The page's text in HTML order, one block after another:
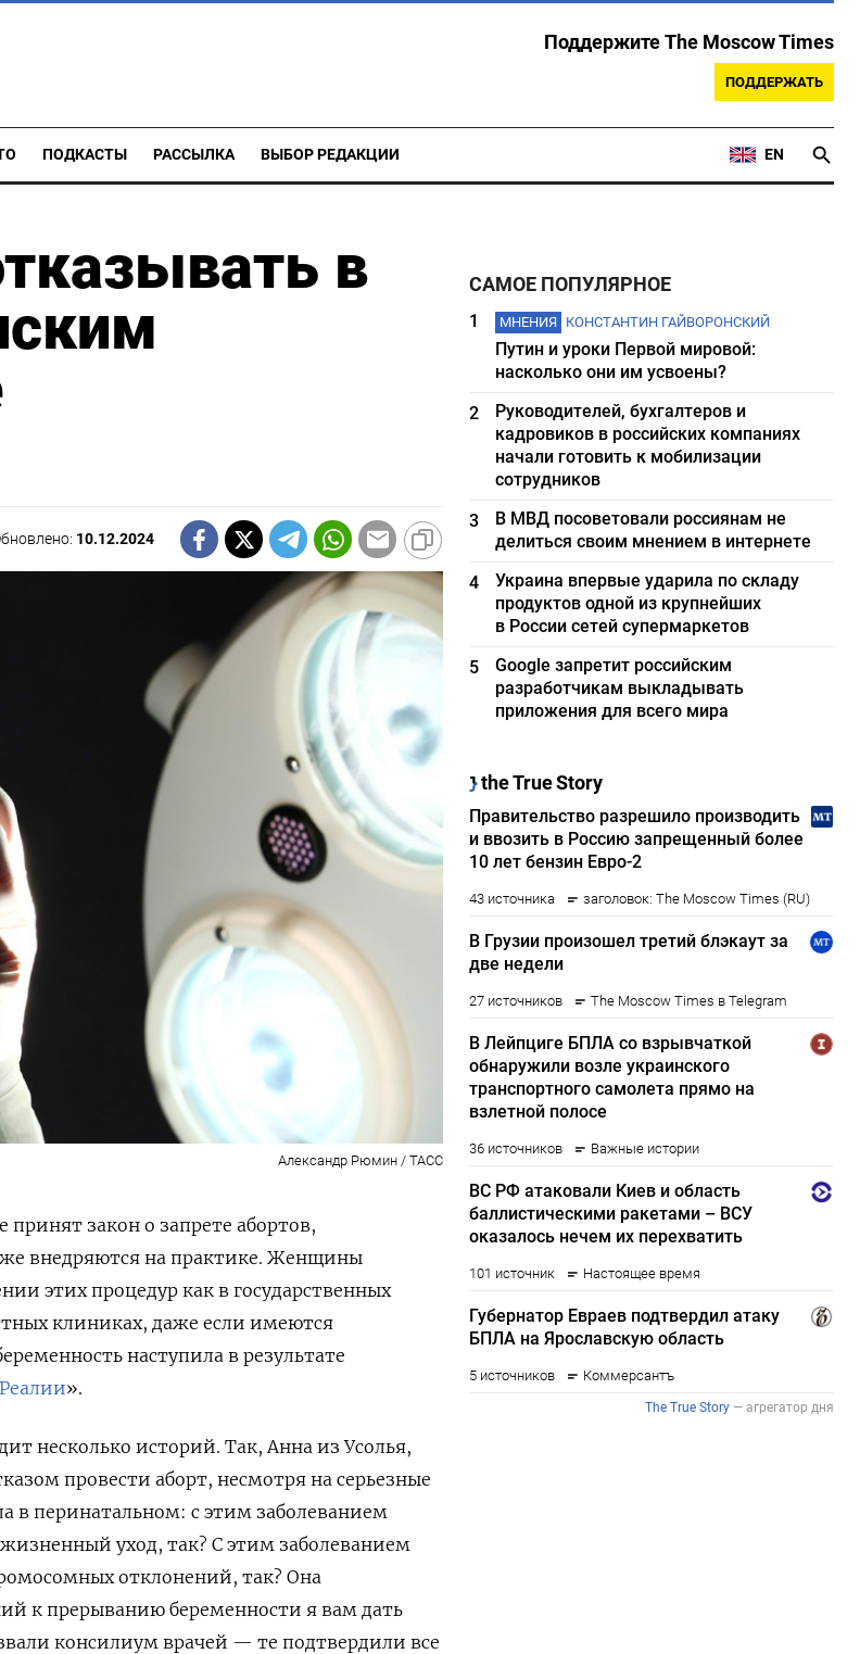
Поддержите The Moscow Times
ПОДДЕРЖАТЬ
ПОДКАСТЫ РАССЫЛКА ВЫБОР РЕДАКЦИИ EN
в
10.12.2024
Александр Рюмин / ТАСС
принят закон о запрете абортов,
внедряются на практике. Женщины
этих процедур как в государственных
клиниках, даже если имеются
наступила в результате
».
несколько историй. Так, Анна из Усолья,
провести аборт, несмотря на серьезные
в перинатальном: с этим заболеванием
уход, так? С этим заболеванием
отклонений, так? Она
к прерыванию беременности я вам дать
консилиум врачей — те подтвердили все
САМОЕ ПОПУЛЯРНОЕ
1 МНЕНИЯ КОНСТАНТИН ГАЙВОРОНСКИЙ
Путин и уроки Первой мировой:
насколько они им усвоены?
2
Руководителей, бухгалтеров и
кадровиков в российских компаниях
начали готовить к мобилизации
сотрудников
3
В МВД посоветовали россиянам не
делиться своим мнением в интернете
4
Украина впервые ударила по складу
продуктов одной из крупнейших
в России сетей супермаркетов
5
Google запретит российским
разработчикам выкладывать
приложения для всего мира